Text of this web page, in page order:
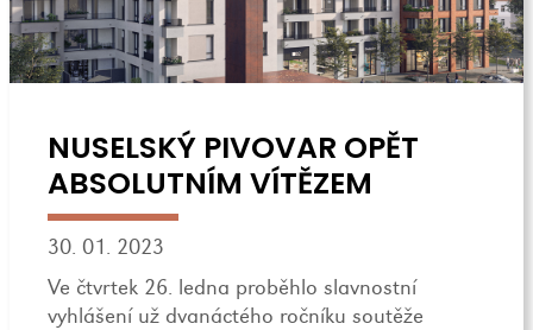
NUSELSKÝ PIVOVAR OPĚT
ABSOLUTNÍM VÍTĚZEM
30. 01. 2023
Ve čtvrtek 26. ledna proběhlo slavnostní
vyhlášení už dvanáctého ročníku soutěže